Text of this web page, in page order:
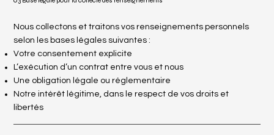
Nous collectons et traitons vos renseignements personnels
selon les bases légales suivantes :
Votre consentement explicite
L’exécution d’un contrat entre vous et nous
Une obligation légale ou réglementaire
Notre intérêt légitime, dans le respect de vos droits et
libertés